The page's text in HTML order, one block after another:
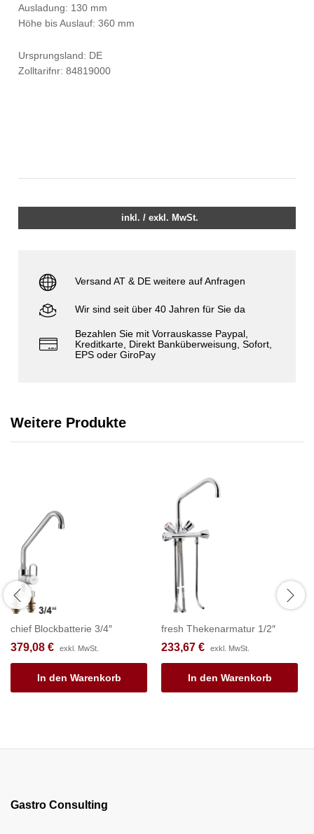
Ausladung: 130 mm
Höhe bis Auslauf: 360 mm
Ursprungsland: DE
Zolltarifnr: 84819000
inkl. / exkl. MwSt.
Versand AT & DE weitere auf Anfragen
Wir sind seit über 40 Jahren für Sie da
Bezahlen Sie mit Vorrauskasse Paypal,
Kreditkarte, Direkt Banküberweisung, Sofort,
EPS oder GiroPay
Weitere Produkte
chief Blockbatterie 3/4″
379,08 € exkl. MwSt.
In den Warenkorb
fresh Thekenarmatur 1/2″
233,67 € exkl. MwSt.
In den Warenkorb
Gastro Consulting